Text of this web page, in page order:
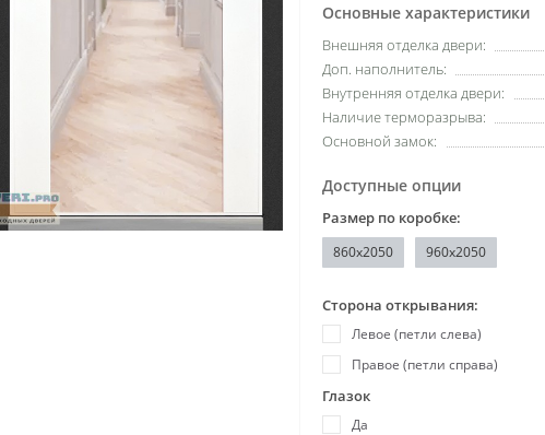
Основные характеристики
Внешняя отделка двери:
Доп. наполнитель:
Внутренняя отделка двери:
Наличие терморазрыва:
Основной замок:
Доступные опции
Размер по коробке:
860x2050 960x2050
Сторона открывания:
Левое (петли слева)
Правое (петли справа)
Глазок
Да